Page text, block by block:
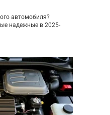
автомобиля?
надежные в 2025-